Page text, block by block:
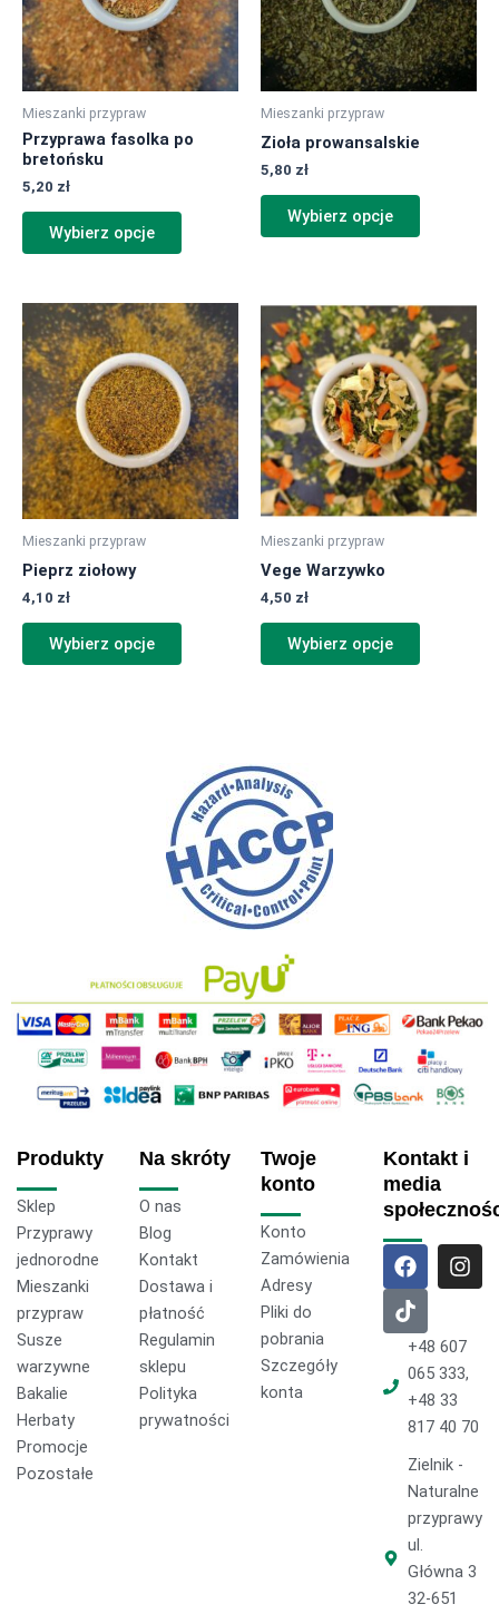
Mieszanki przypraw
Przyprawa fasolka po
bretońsku
5,20 zł
Wybierz opcje
Opcje
można
wybrać
Mieszanki przypraw
Zioła prowansalskie
5,80 zł
Wybierz opcje
Opcje
można
wybrać
Mieszanki przypraw
Pieprz ziołowy
4,10 zł
Wybierz opcje
Ten
produkt
ma
wiele
wariantów.
Opcje
można
wybrać
Mieszanki przypraw
Vege Warzywko
4,50 zł
Wybierz opcje
Ten
produkt
ma
wiele
wariantów.
Opcje
można
wybrać
Produkty
Sklep
Przyprawy
jednorodne
Mieszanki
przypraw
Susze
warzywne
Bakalie
Herbaty
Promocje
Pozostałe
Na skróty
O nas
Blog
Kontakt
Dostawa i
płatność
Regulamin
sklepu
Polityka
prywatności
Twoje
konto
Konto
Zamówienia
Adresy
Pliki do
pobrania
Szczegóły
konta
Kontakt i
media
F
a
c
e
b
o
o
k
I
n
a
g
r
m
T
i
k
t
o
k
+48 607
065 333,
+48 33
817 40 70
Zielnik -
Naturalne
przyprawy
ul.
Główna 3
32-651